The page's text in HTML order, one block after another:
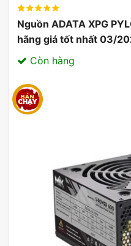
Nguồn ADATA XPG
hãng giá tốt nhất 03/
Còn hàng